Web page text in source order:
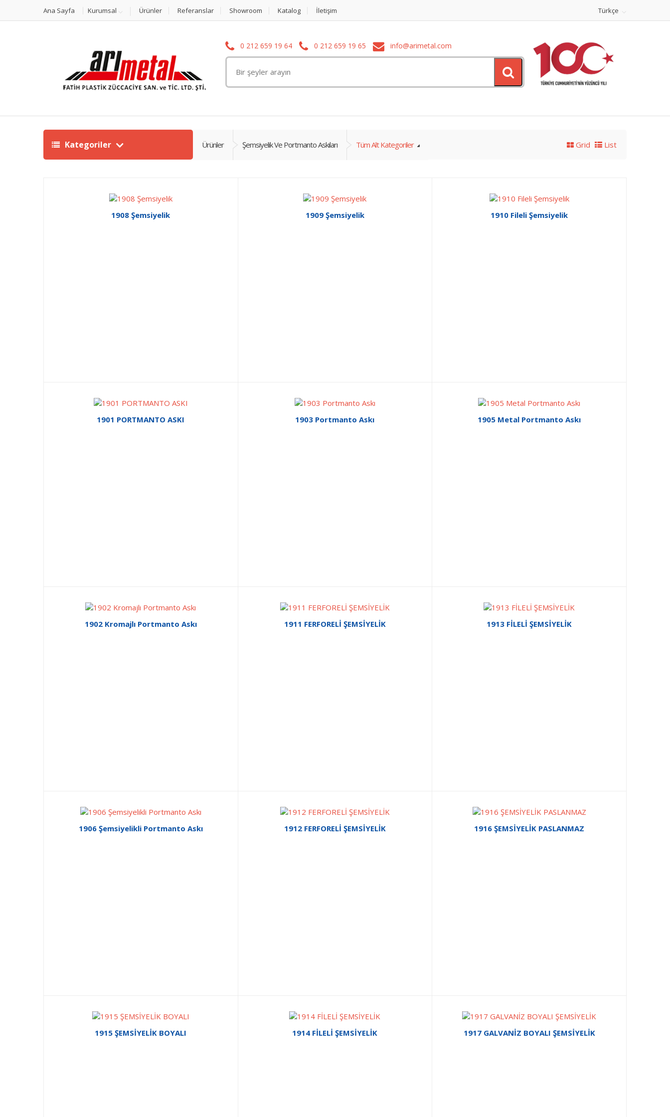
Ana Sayfa Kurumsal Ürünler Referanslar Showroom Katalog İletişim Türkçe
0 212 659 19 64 0 212 659 19 65 info@arimetal.com
Kategoriler Ürünler Şemsiyelik Ve Portmanto Askıları Tüm Alt Kategoriler Grid List
1908 Şemsiyelik 1909 Şemsiyelik 1910 Fileli Şemsiyelik
1901 PORTMANTO ASKI 1903 Portmanto Askı 1905 Metal Portmanto Askı
1902 Kromajlı Portmanto Askı 1911 FERFORELİ ŞEMSİYELİK 1913 FİLELİ ŞEMSİYELİK
1906 Şemsiyelikli Portmanto Askı 1912 FERFORELİ ŞEMSİYELİK 1916 ŞEMSİYELİK PASLANMAZ
1915 ŞEMSİYELİK BOYALI 1914 FİLELİ ŞEMSİYELİK 1917 GALVANİZ BOYALI ŞEMSİYELİK